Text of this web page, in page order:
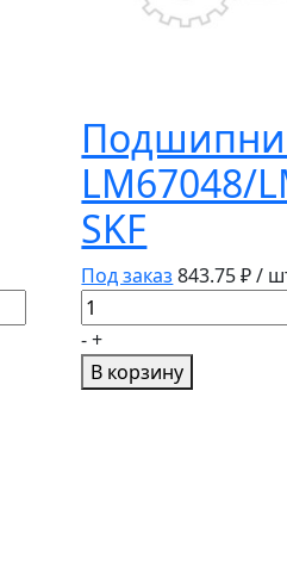
LM67048/
SKF
Под заказ 843.75₽ /
Количество
товара
Подшипники
LM67048/LM67010
- +
В корзину